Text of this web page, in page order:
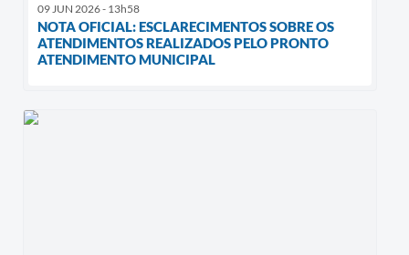
09 JUN 2026 - 13h58
NOTA OFICIAL: ESCLARECIMENTOS SOBRE OS
ATENDIMENTOS REALIZADOS PELO PRONTO
ATENDIMENTO MUNICIPAL